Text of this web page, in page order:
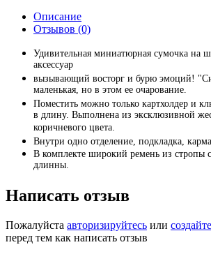
Описание
Отзывов (0)
Удивительная миниатюрная сумочка на
аксессуар
вызывающий восторг и бурю эмоций!
маленькая, но в этом ее очарование.
Поместить можно только картхолдер и
в длину. Выполнена из эксклюзивной
коричневого цвета.
Внутри одно отделение, подкладка,
В комплекте широкий ремень из стропы
длинны.
Написать отзыв
Пожалуйста авторизируйтесь или
перед тем как написать отзыв